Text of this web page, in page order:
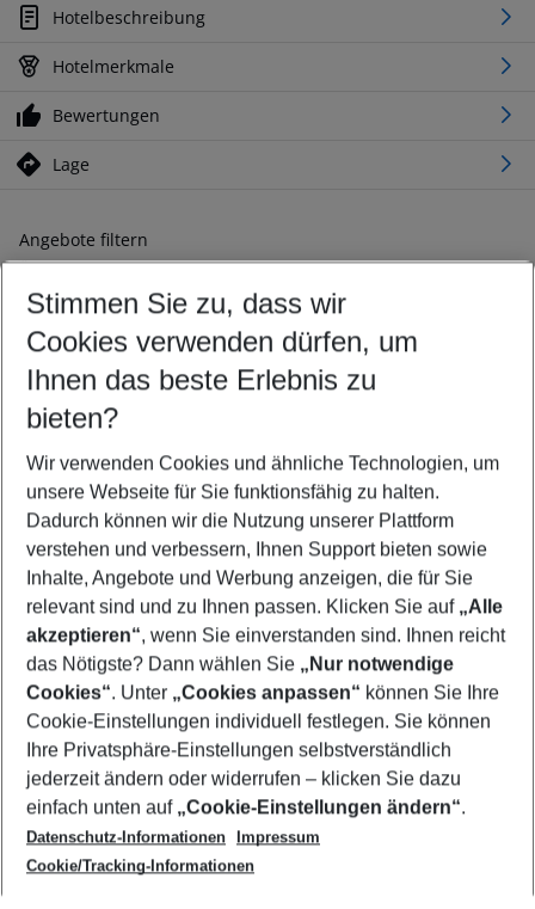
Hotelbeschreibung
Hotelmerkmale
Bewertungen
Lage
Angebote filtern
Ändern Sie Ihre Kriterien nach Ihren Wünschen
Abflughafen wählen
Beliebiger Abflughafen
Reisezeitraum wählen
11.08.26– 09.08.27 5-8 Nächte
2 Erwachsene Keine Kinder
Mehr Filter anzeigen
Footer
Footer navigation
Über uns
AGB
Cookie-Einstellungen ändern
Cookie-Richtlinie
Datenschutz
Service & Hilfe
Barrierefreies Reisen
Check-in
Folgen Sie uns
Stimmen Sie zu, dass wir
Cookies verwenden dürfen, um
Ihnen das beste Erlebnis zu
bieten?
Wir verwenden Cookies und ähnliche Technologien, um
unsere Webseite für Sie funktionsfähig zu halten.
Dadurch können wir die Nutzung unserer Plattform
verstehen und verbessern, Ihnen Support bieten sowie
Inhalte, Angebote und Werbung anzeigen, die für Sie
relevant sind und zu Ihnen passen. Klicken Sie auf „Alle
akzeptieren“, wenn Sie einverstanden sind. Ihnen reicht
das Nötigste? Dann wählen Sie „Nur notwendige
Cookies“. Unter „Cookies anpassen“ können Sie Ihre
Cookie-Einstellungen individuell festlegen. Sie können
Ihre Privatsphäre-Einstellungen selbstverständlich
jederzeit ändern oder widerrufen – klicken Sie dazu
einfach unten auf „Cookie-Einstellungen ändern“.
Datenschutz-Informationen
Impressum
Cookie/Tracking-Informationen